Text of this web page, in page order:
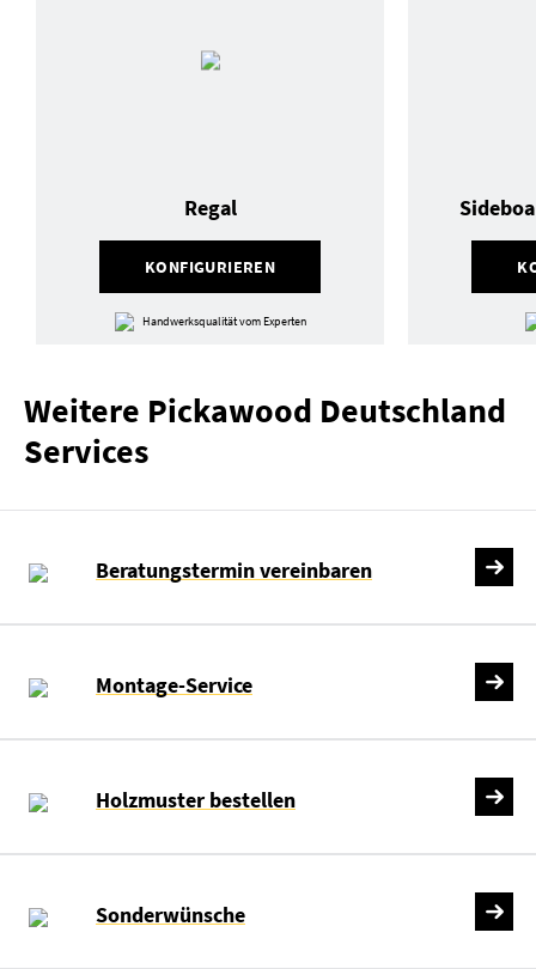
KONFIGURIEREN
Regal
Handwerksqualität vom Experten
Weitere Pickawood Deutschland
Services
Beratungstermin vereinbaren
Montage-Service
Holzmuster bestellen
Sonderwünsche